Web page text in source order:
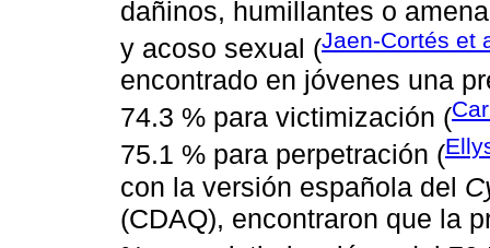
dañinos, humillantes o
y acoso sexual (Jaen-Cortés et
encontrado en jóvenes una
74.3 % para victimización (
75.1 % para perpetración (
con la versión española del
(CDAQ), encontraron que la